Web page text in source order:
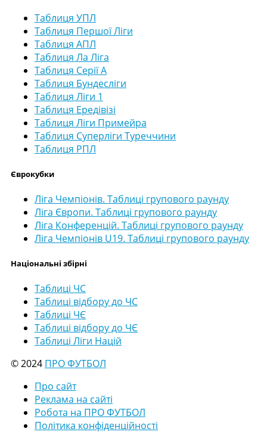
Таблиця УПЛ
Таблиця Першої Ліги
Таблиця АПЛ
Таблиця Ла Ліга
Таблиця Серії А
Таблиця Бундесліги
Таблиця Ліги 1
Таблиця Ередівізі
Таблиця Ліги Примейра
Таблиця Суперліги Туреччини
Таблиця РПЛ
Єврокубки
Ліга Чемпіонів. Таблиці групового раунду
Ліга Європи. Таблиці групового раунду
Ліга Конференцій. Таблиці групового раунду
Ліга Чемпіонів U19. Таблиці групового раунду
Національні збірні
Таблиці ЧС
Таблиці відбору до ЧС
Таблиці ЧЄ
Таблиці відбору до ЧЄ
Таблиці Ліги Націй
© 2024 ПРО ФУТБОЛ
Про сайт
Реклама на сайті
Робота на ПРО ФУТБОЛ
Політика конфіденційності